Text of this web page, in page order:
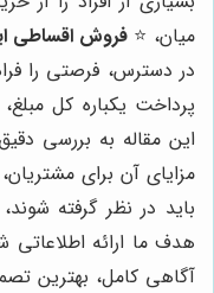
میان، ⭐️ فروش اقساطی
در دسترس، فرصتی را
پرداخت یکباره کل
این مقاله به بررسی
مزایای آن برای
باید در نظر گرفته
هدف ما ارائه اطلاعاتی
آگاهی کامل، بهترین